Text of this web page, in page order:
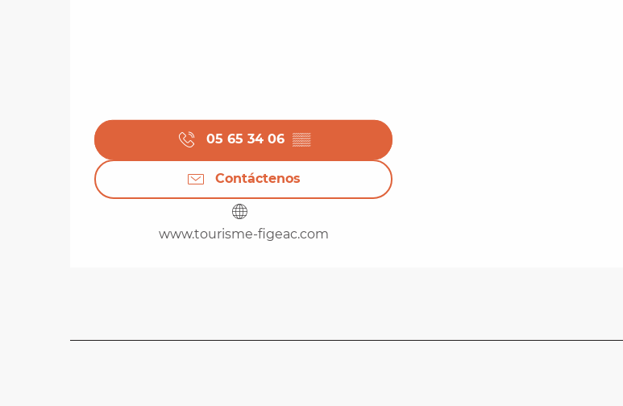
05 65 34 06 ▒▒
Contáctenos
www.tourisme-figeac.com